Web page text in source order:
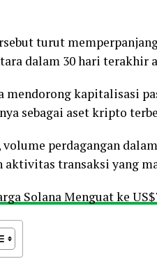
turut
dalam 30 hari
mendorong kapitalisasi
sebagai aset kripto
perdagangan
aktivitas transaksi yang
Solana Menguat ke